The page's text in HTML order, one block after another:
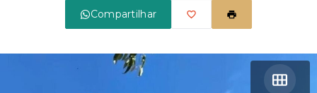
Compartilhar